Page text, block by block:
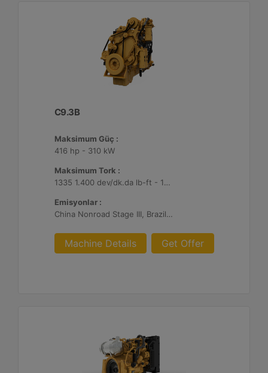
C9.3B
Maksimum Güç :
416 hp - 310 kW
Maksimum Tork :
1335 1.400 dev/dk.da lb-ft - 1810 1.400 dev/dk.da Nm
Emisyonlar :
China Nonroad Stage III, Brazil MAR-1, UN ECE R96 Stage IIIA
Machine Details Get Offer